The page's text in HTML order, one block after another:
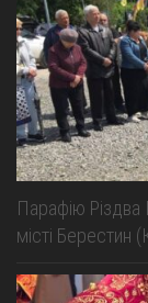
Парафію
місті Берестин